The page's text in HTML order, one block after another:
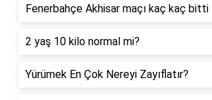
Fenerbahçe Akhisar maçı kaç kaç bitti
2 yaş 10 kilo normal mi?
Yürümek En Çok Nereyi Zayıflatır?